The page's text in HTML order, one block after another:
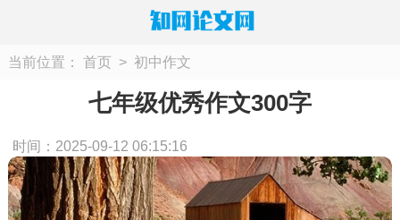
当前位置： 首页 > 初中作文
七年级优秀作文300字
时间：2025-09-12 06:15:16